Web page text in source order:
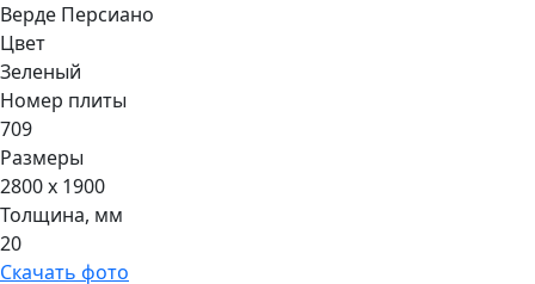
Верде Персиано
Цвет
Зеленый
Номер плиты
709
Размеры
2800 x 1900
Толщина, мм
20
Скачать фото